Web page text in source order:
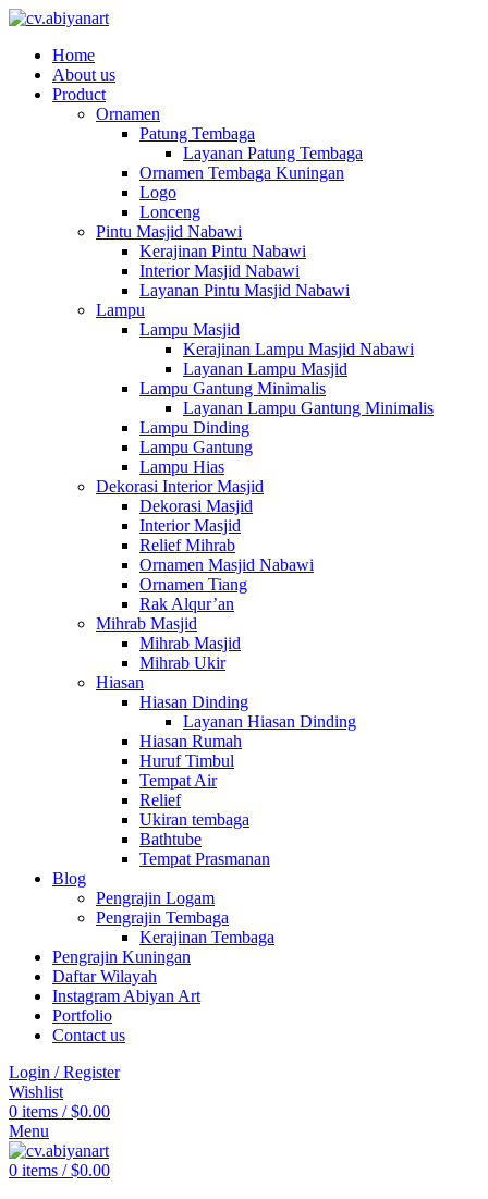
Home
About us
Product
Ornamen
Patung Tembaga
Layanan Patung Tembaga
Ornamen Tembaga Kuningan
Logo
Lonceng
Pintu Masjid Nabawi
Kerajinan Pintu Nabawi
Interior Masjid Nabawi
Layanan Pintu Masjid Nabawi
Lampu
Lampu Masjid
Kerajinan Lampu Masjid Nabawi
Layanan Lampu Masjid
Lampu Gantung Minimalis
Layanan Lampu Gantung Minimalis
Lampu Dinding
Lampu Gantung
Lampu Hias
Dekorasi Interior Masjid
Dekorasi Masjid
Interior Masjid
Relief Mihrab
Ornamen Masjid Nabawi
Ornamen Tiang
Rak Alqur’an
Mihrab Masjid
Mihrab Masjid
Mihrab Ukir
Hiasan
Hiasan Dinding
Layanan Hiasan Dinding
Hiasan Rumah
Huruf Timbul
Tempat Air
Relief
Ukiran tembaga
Bathtube
Tempat Prasmanan
Blog
Pengrajin Logam
Pengrajin Tembaga
Kerajinan Tembaga
Pengrajin Kuningan
Daftar Wilayah
Instagram Abiyan Art
Portfolio
Contact us
Login / Register
Wishlist
0 items / $0.00
Menu
0 items / $0.00